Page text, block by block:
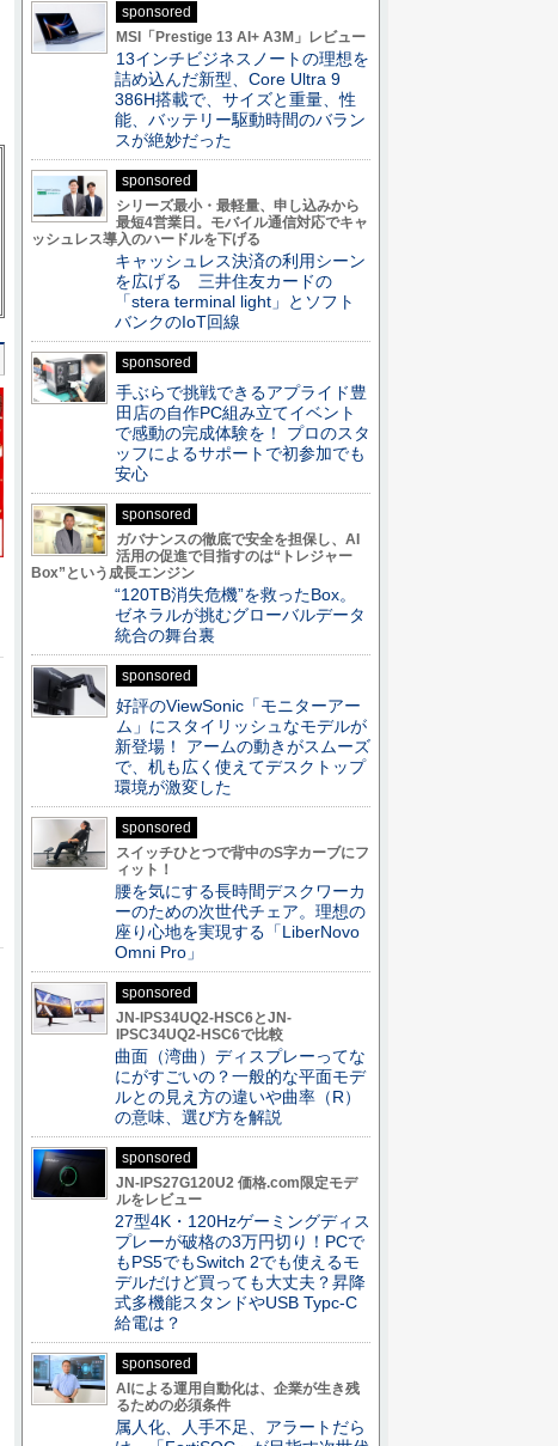
sponsored
MSI「Prestige 13 AI+ A3M」レビュー
13インチビジネスノートの理想を
詰め込んだ新型、Core Ultra 9
386H搭載で、サイズと重量、性
能、バッテリー駆動時間のバラン
スが絶妙だった
sponsored
シリーズ最小・最軽量、申し込みから
最短4営業日。モバイル通信対応でキャ
ッシュレス導入のハードルを下げる
キャッシュレス決済の利用シーン
を広げる 三井住友カードの
「stera terminal light」とソフト
バンクのIoT回線
sponsored
手ぶらで挑戦できるアプライド豊
田店の自作PC組み立てイベント
で感動の完成体験を！ プロのスタ
ッフによるサポートで初参加でも
安心
sponsored
ガバナンスの徹底で安全を担保し、AI
活用の促進で目指すのは“トレジャー
Box”という成長エンジン
“120TB消失危機”を救ったBox。
ゼネラルが挑むグローバルデータ
統合の舞台裏
sponsored
好評のViewSonic「モニターアー
ム」にスタイリッシュなモデルが
新登場！ アームの動きがスムーズ
で、机も広く使えてデスクトップ
環境が激変した
sponsored
スイッチひとつで背中のS字カーブにフ
ィット！
腰を気にする長時間デスクワーカ
ーのための次世代チェア。理想の
座り心地を実現する「LiberNovo
Omni Pro」
sponsored
JN-IPS34UQ2-HSC6とJN-
IPSC34UQ2-HSC6で比較
曲面（湾曲）ディスプレーってな
にがすごいの？一般的な平面モデ
ルとの見え方の違いや曲率（R）
の意味、選び方を解説
sponsored
JN-IPS27G120U2 価格.com限定モデ
ルをレビュー
27型4K・120Hzゲーミングディス
プレーが破格の3万円切り！PCで
もPS5でもSwitch 2でも使えるモ
デルだけど買っても大丈夫？昇降
式多機能スタンドやUSB Typc-C
給電は？
sponsored
AIによる運用自動化は、企業が生き残
るための必須条件
属人化、人手不足、アラートだら